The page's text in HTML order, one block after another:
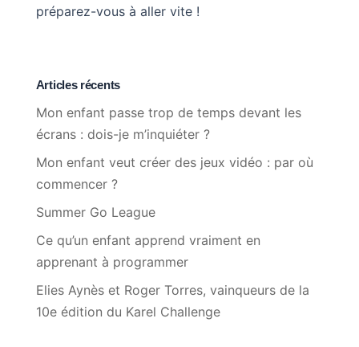
préparez-vous à aller vite !
Articles récents
Mon enfant passe trop de temps devant les
écrans : dois-je m’inquiéter ?
Mon enfant veut créer des jeux vidéo : par où
commencer ?
Summer Go League
Ce qu’un enfant apprend vraiment en
apprenant à programmer
Elies Aynès et Roger Torres, vainqueurs de la
10e édition du Karel Challenge